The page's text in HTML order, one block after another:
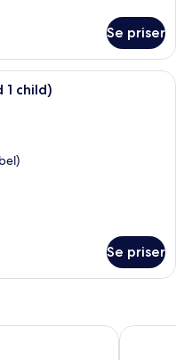
Se priser
på rummet,
1 child)
Se priser
IG